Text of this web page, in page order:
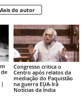
do autor
|
Congresso critica o
Centro após relatos da
mediação do Paquistão
na guerra EUA-Irã
Notícias da Índia